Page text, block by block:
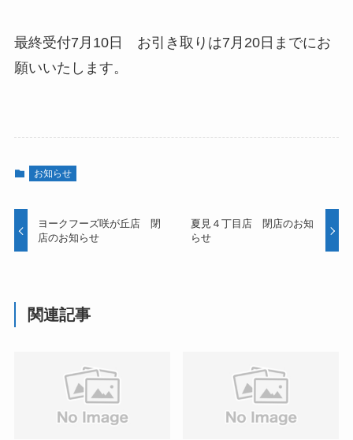
最終受付7月10日 お引き取りは7月20日までにお
願いいたします。
お知らせ
ヨークフーズ咲が丘店 閉
店のお知らせ
夏見４丁目店 閉店のお知
らせ
関連記事